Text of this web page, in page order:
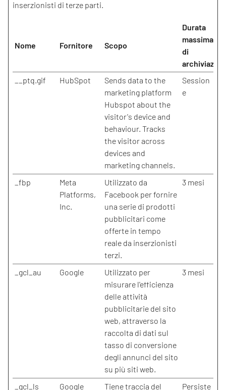
inserzionisti di terze parti.
Nome Fornitore Scopo
Durata
massima
di
__ptq.gif
HubSpot
Sends data to the
marketing platform
Hubspot about the
visitor's device and
behaviour. Tracks
the visitor across
devices and
marketing channels.
Session
e
_fbp
Meta
Platforms,
Inc.
Utilizzato da
Facebook per fornire
una serie di prodotti
pubblicitari come
offerte in tempo
reale da inserzionisti
terzi.
3 mesi
_gcl_au Google
Utilizzato per
misurare l'efficienza
delle attività
pubblicitarie del sito
web, attraverso la
raccolta di dati sul
tasso di conversione
degli annunci del sito
su più siti web.
3 mesi
_gcl_ls Google
Tiene traccia del
Persiste